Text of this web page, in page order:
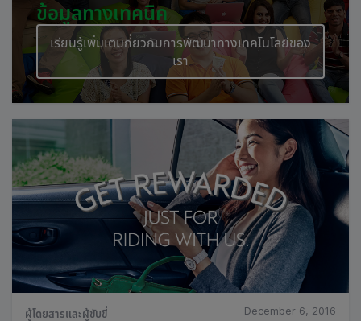
ข้อมูลทางเทคนิค
เรียนรู้เพิ่มเติมกี่ยวกับการพัฒนาทางเทคโนโลยีของ
เรา
ผู้โดยสารและผู้ขับขี่ December 6, 2016